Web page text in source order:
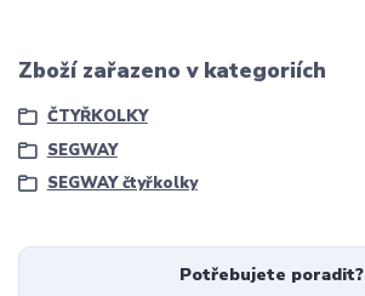
Zboží zařazeno v kategoriích
ČTYŘKOLKY
SEGWAY
SEGWAY čtyřkolky
Potřebujete poradit?